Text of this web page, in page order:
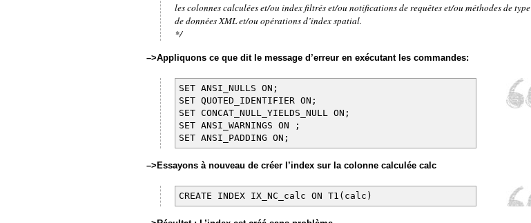
les colonnes calculées et/ou index filtrés et/ou notifications de requêtes et/ou méthodes de type
de données XML et/ou opérations d’index spatial.
*/
–>Appliquons ce que dit le message d’erreur en exécutant les commandes:
SET ANSI_NULLS ON;
SET QUOTED_IDENTIFIER ON;
SET CONCAT_NULL_YIELDS_NULL ON;
SET ANSI_WARNINGS ON ;
SET ANSI_PADDING ON;
–>Essayons à nouveau de créer l’index sur la colonne calculée calc
CREATE INDEX IX_NC_calc ON T1(calc)